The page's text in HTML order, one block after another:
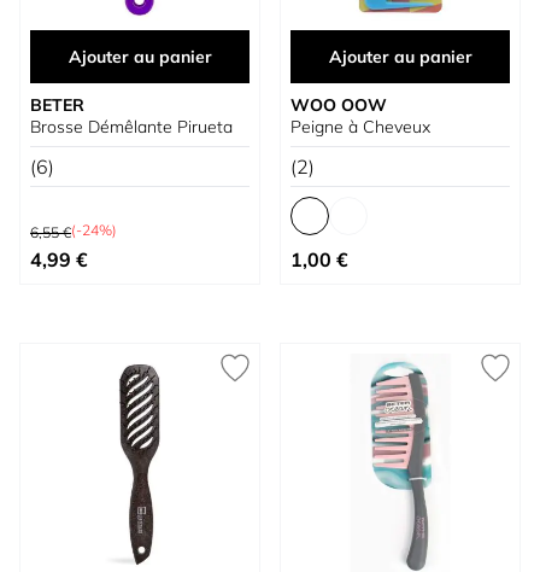
Ajouter au panier
BETER
Brosse Démêlante Pirueta
(6)
Prix normal
6,55 €(-24%)
Prix spécial
4,99 €
Ajouter au panier
WOO OOW
Peigne à Cheveux
(2)
À partir de
1,00 €